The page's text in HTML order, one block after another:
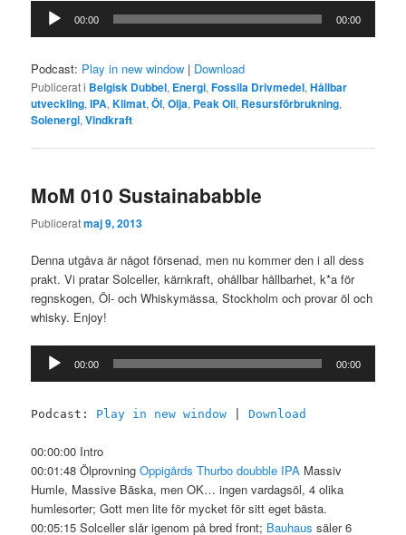
Ljudspelare
00:00 00:00
Podcast: Play in new window | Download
Publicerat i Belgisk Dubbel, Energi,Fossila Drivmedel,Hållbar
utveckling,IPA,Klimat,Öl,Olja, Peak Oil, Resursförbrukning,
Solenergi,Vindkraft
MoM 010 Sustainababble
Publiceratmaj 9, 2013
Denna utgåva är något försenad, men nu kommer den i all dess
prakt. Vi pratar Solceller, kärnkraft, ohållbar hållbarhet, k*a för
regnskogen, Öl- och Whiskymässa, Stockholm och provar öl och
whisky. Enjoy!
00:00 00:00
Podcast: Play in new window |Download
00:00:00 Intro
00:01:48 ÖlprovningOppigårds Thurbo doubble IPA Massiv
Humle, Massive Bäska, men OK… ingen vardagsöl, 4 olika
humlesorter; Gott men lite för mycket för sitt eget bästa.
00:05:15 Solceller slår igenom på bred front; Bauhaus säler 6